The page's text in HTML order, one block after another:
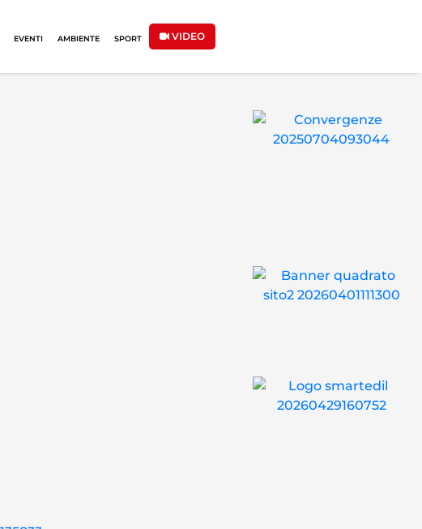
EVENTI AMBIENTE SPORT VIDEO